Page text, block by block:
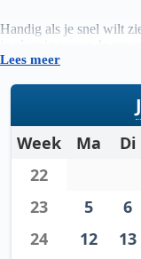
Handig als je snel wilt
je planning voor de
Lees meer
Week Ma Di
22
23
5 6
24
12 13